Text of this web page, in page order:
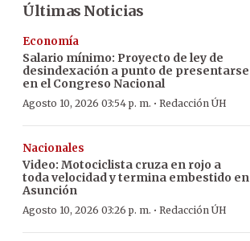
Últimas Noticias
Economía
Salario mínimo: Proyecto de ley de
desindexación a punto de presentarse
en el Congreso Nacional
Agosto 10, 2026 03:54 p. m. · Redacción ÚH
Nacionales
Video: Motociclista cruza en rojo a
toda velocidad y termina embestido en
Asunción
Agosto 10, 2026 03:26 p. m. · Redacción ÚH